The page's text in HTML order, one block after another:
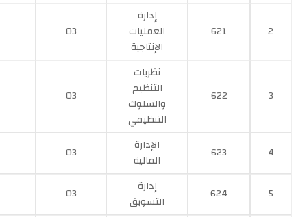
2
621
إدارة
العمليات
الإنتاجية
03
3
622
نظريات
التنظيم
والسلوك
التنظيمي
03
4
623
الإدارة
المالية
03
5
624
إدارة
التسويق
03